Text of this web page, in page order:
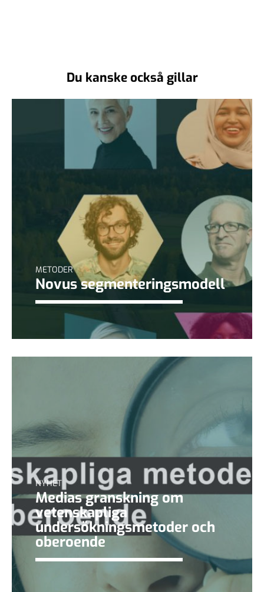
Du kanske också gillar
METODER
Novus segmenteringsmodell
NYHET
Medias granskning om
vetenskapliga
undersökningsmetoder och
oberoende